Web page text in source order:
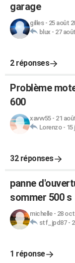
garage
gilles- 25 août
blux - 27
2 réponses
Problème
600
xavvv55- 21
Lorenzo- 15
32 réponses
panne
sommer 500 s
michelle- 28
stf_jpd87-
1 réponse